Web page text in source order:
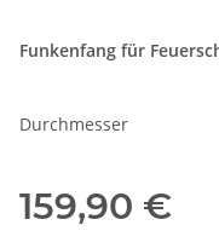
Funkenfang für
Durchmesser
159,90 €